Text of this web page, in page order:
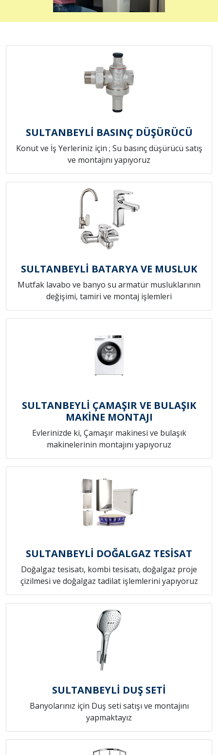
SULTANBEYLİ BASINÇ DÜŞÜRÜCÜ
Konut ve İş Yerleriniz için ; Su basınç düşürücü satış
ve montajını yapıyoruz
SULTANBEYLİ BATARYA VE MUSLUK
Mutfak lavabo ve banyo su armatür musluklarının
değişimi, tamiri ve montaj işlemleri
SULTANBEYLİ ÇAMAŞIR VE BULAŞIK
MAKİNE MONTAJI
Evlerinizde ki, Çamaşır makinesi ve bulaşık
makinelerinin montajını yapıyoruz
SULTANBEYLİ DOĞALGAZ TESİSAT
Doğalgaz tesisatı, kombi tesisatı, doğalgaz proje
çizilmesi ve doğalgaz tadilat işlemlerini yapıyoruz
SULTANBEYLİ DUŞ SETİ
Banyolarınız için Duş seti satışı ve montajını
yapmaktayız